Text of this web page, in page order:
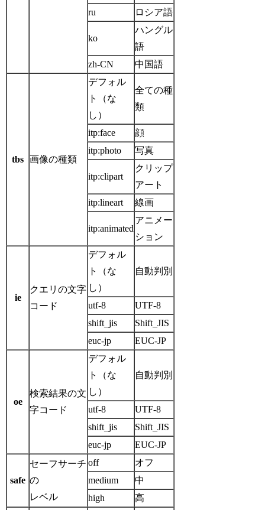
ru ロシア語
ko
ハングル
語
zh-CN
中国語
tbs 画像の種類
デフォル
ト（な
し）
全ての種
類
itp:face
顔
itp:photo
写真
itp:clipart
クリップ
アート
itp:lineart
線画
itp:animated
アニメー
ション
ie
クエリの文字
コード
デフォル
ト（な
し）
自動判別
utf-8
UTF-8
shift_jis
Shift_JIS
euc-jp
EUC-JP
oe
検索結果の文
字コード
デフォル
ト（な
し）
自動判別
utf-8
UTF-8
shift_jis
Shift_JIS
euc-jp
EUC-JP
safe
セーフサーチ
の
レベル
off
オフ
medium
中
high
高